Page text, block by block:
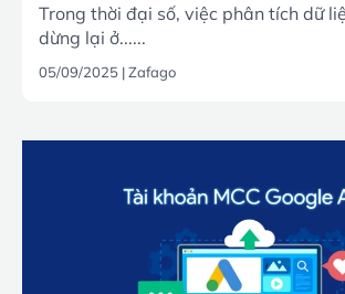
Trong thời đại số, việc phân tích dữ
dừng lại ở......
05/09/2025 |Zafago